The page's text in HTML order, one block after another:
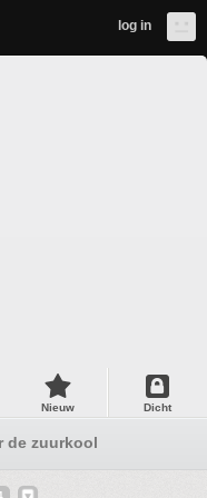
log in
Nieuw Dicht
de zuurkool